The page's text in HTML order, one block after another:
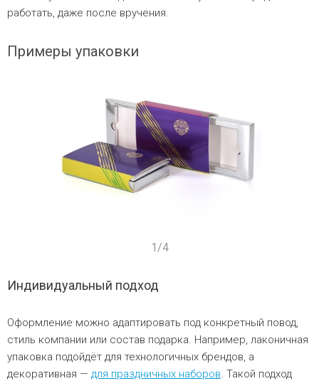
работать, даже после вручения.
Примеры упаковки
1/4
Индивидуальный подход
Оформление можно адаптировать под конкретный повод,
стиль компании или состав подарка. Например, лаконичная
упаковка подойдёт для технологичных брендов, а
декоративная — для праздничных наборов. Такой подход